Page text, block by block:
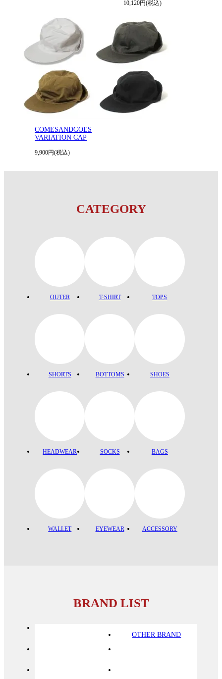
10,120円(税込)
COMESANDGOES
VARIATION CAP
9,900円(税込)
CATEGORY
OUTER T-SHIRT TOPS
SHORTS BOTTOMS SHOES
HEADWEAR SOCKS BAGS
WALLET EYEWEAR ACCESSORY
BRAND LIST
OTHER BRAND